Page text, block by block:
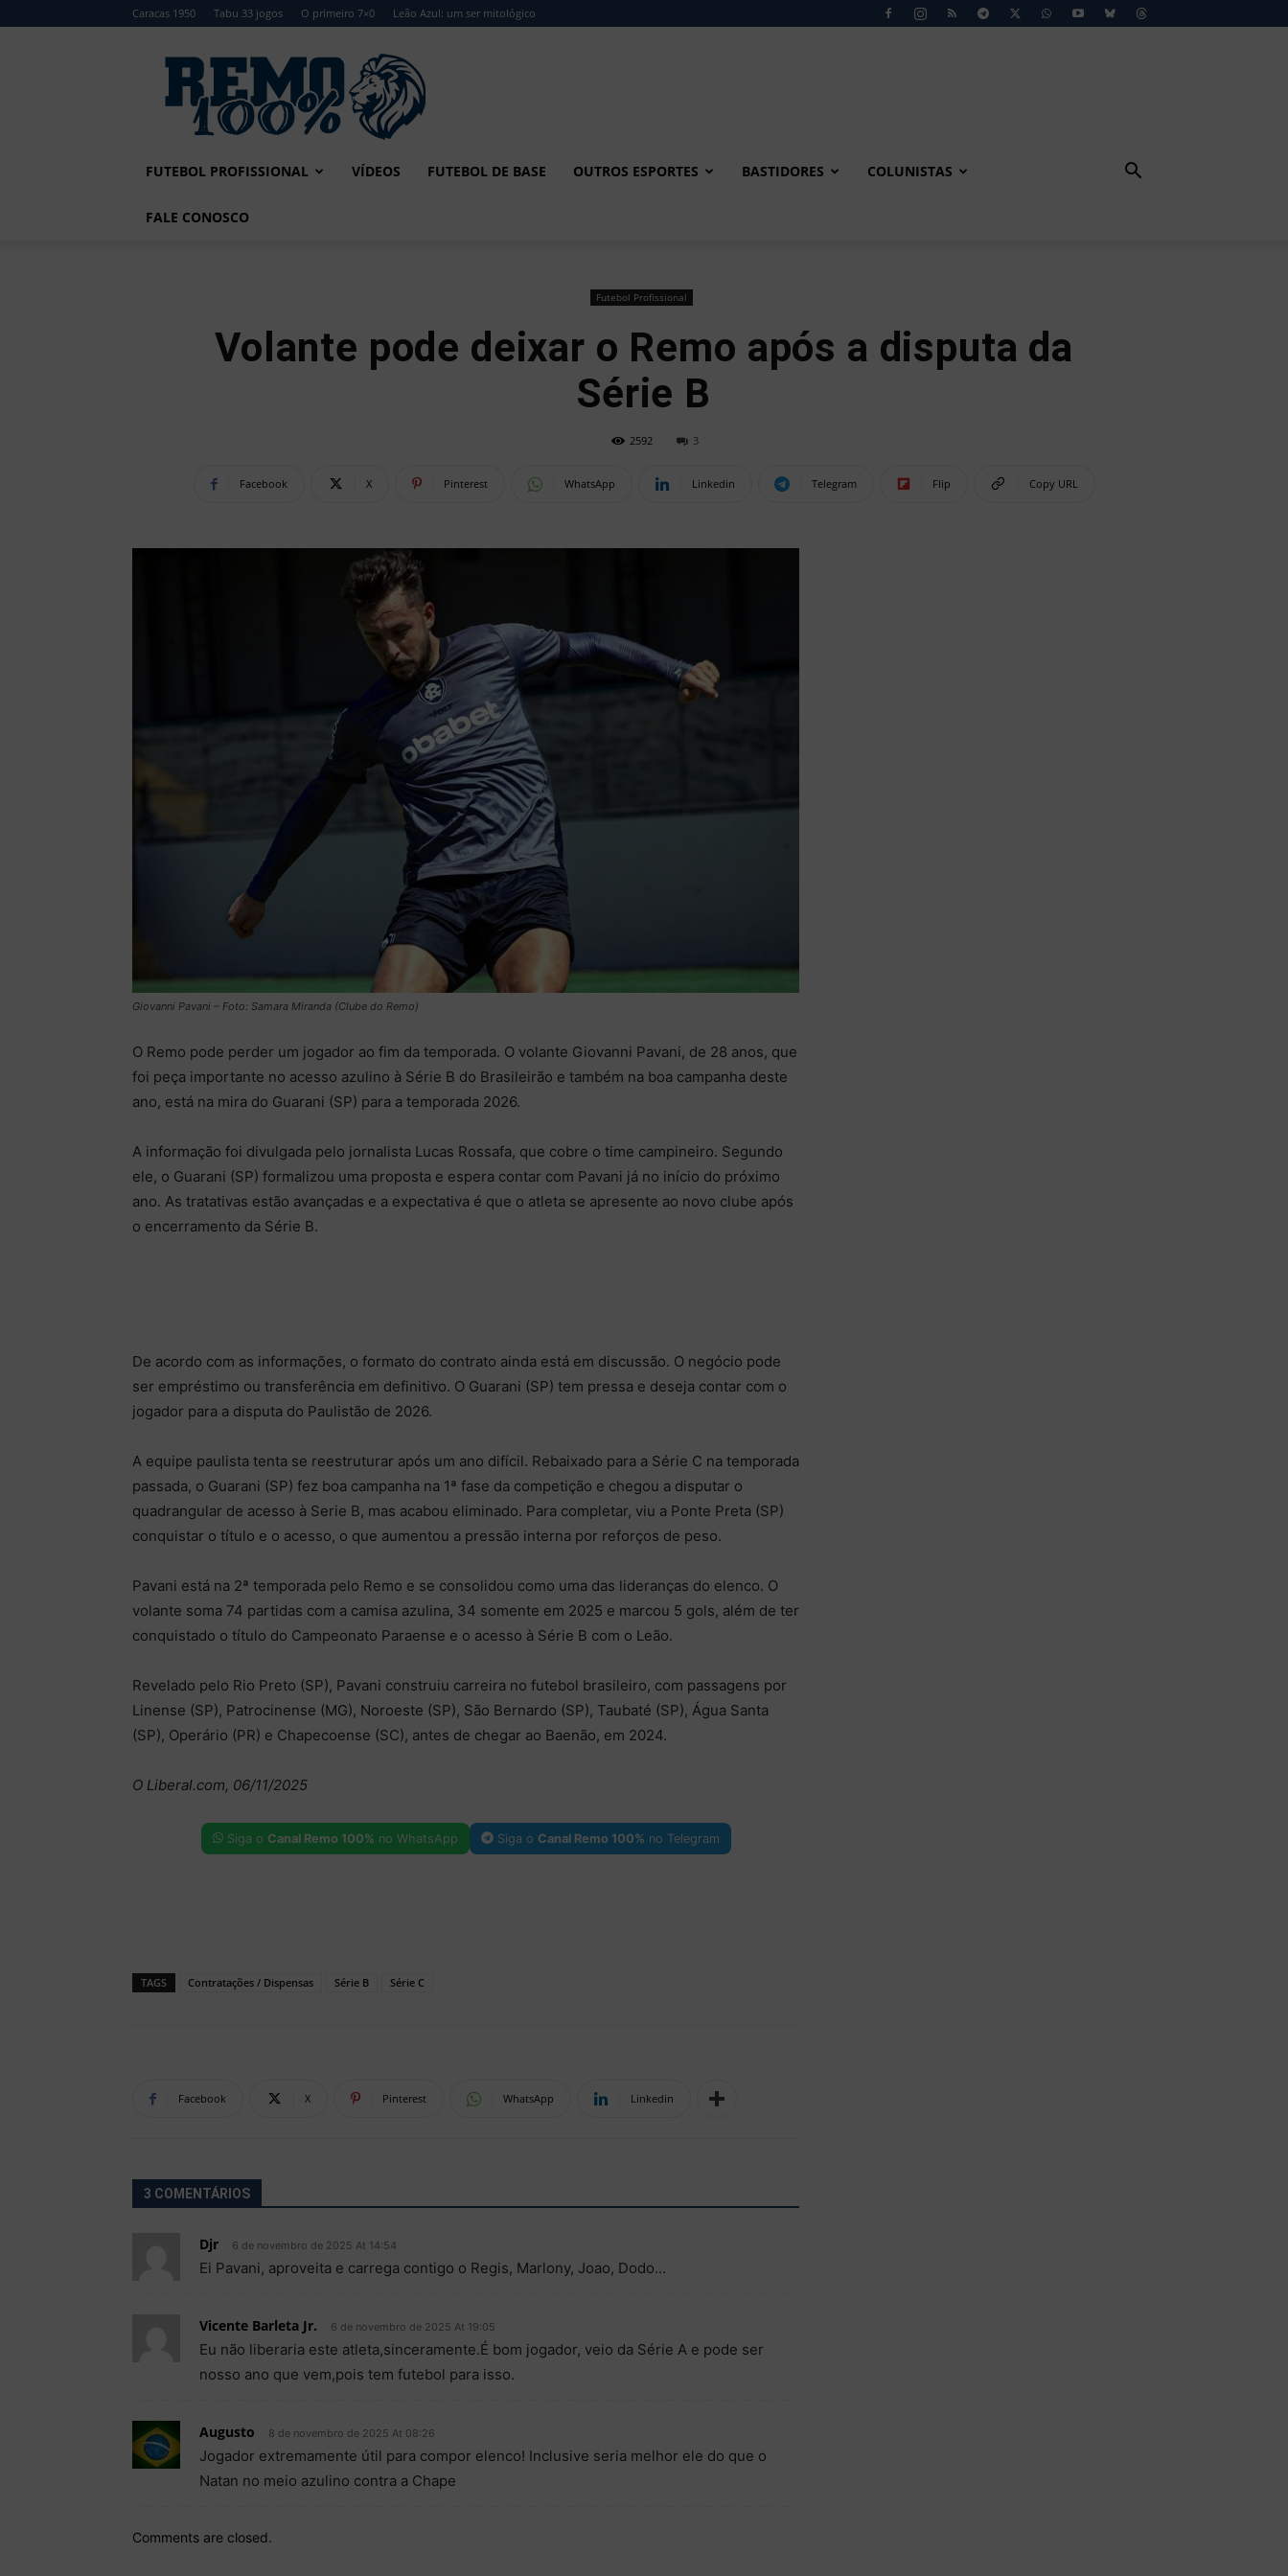
Caracas 1950 Tabu 33 jogos O primeiro 7×0 Leão Azul: um ser mitológico
Remo
FUTEBOL PROFISSIONAL VÍDEOS FUTEBOL DE BASE OUTROS ESPORTES BASTIDORES COLUNISTAS
FALE CONOSCO
Futebol Profissional
Volante pode deixar o Remo após a disputa da
Série B
2592 3
Facebook X Pinterest WhatsApp Linkedin Telegram Flip Copy URL
Giovanni Pavani – Foto: Samara Miranda (Clube do Remo)
O Remo pode perder um jogador ao fim da temporada. O volante Giovanni Pavani, de 28 anos, que
foi peça importante no acesso azulino à Série B do Brasileirão e também na boa campanha deste
ano, está na mira do Guarani (SP) para a temporada 2026.
A informação foi divulgada pelo jornalista Lucas Rossafa, que cobre o time campineiro. Segundo
ele, o Guarani (SP) formalizou uma proposta e espera contar com Pavani já no início do próximo
ano. As tratativas estão avançadas e a expectativa é que o atleta se apresente ao novo clube após
o encerramento da Série B.
De acordo com as informações, o formato do contrato ainda está em discussão. O negócio pode
ser empréstimo ou transferência em definitivo. O Guarani (SP) tem pressa e deseja contar com o
jogador para a disputa do Paulistão de 2026.
A equipe paulista tenta se reestruturar após um ano difícil. Rebaixado para a Série C na temporada
passada, o Guarani (SP) fez boa campanha na 1ª fase da competição e chegou a disputar o
quadrangular de acesso à Serie B, mas acabou eliminado. Para completar, viu a Ponte Preta (SP)
conquistar o título e o acesso, o que aumentou a pressão interna por reforços de peso.
Pavani está na 2ª temporada pelo Remo e se consolidou como uma das lideranças do elenco. O
volante soma 74 partidas com a camisa azulina, 34 somente em 2025 e marcou 5 gols, além de ter
conquistado o título do Campeonato Paraense e o acesso à Série B com o Leão.
Revelado pelo Rio Preto (SP), Pavani construiu carreira no futebol brasileiro, com passagens por
Linense (SP), Patrocinense (MG), Noroeste (SP), São Bernardo (SP), Taubaté (SP), Água Santa
(SP), Operário (PR) e Chapecoense (SC), antes de chegar ao Baenão, em 2024.
O Liberal.com, 06/11/2025
Siga o Canal Remo 100% no WhatsApp Siga o Canal Remo 100% no Telegram
TAGS Contratações / Dispensas Série B Série C
Facebook X Pinterest WhatsApp Linkedin
3 COMENTÁRIOS
Djr 6 de novembro de 2025 At 14:54
Ei Pavani, aproveita e carrega contigo o Regis, Marlony, Joao, Dodo…
Vicente Barleta Jr. 6 de novembro de 2025 At 19:05
Eu não liberaria este atleta,sinceramente.É bom jogador, veio da Série A e pode ser
nosso ano que vem,pois tem futebol para isso.
Augusto 8 de novembro de 2025 At 08:26
Jogador extremamente útil para compor elenco! Inclusive seria melhor ele do que o
Natan no meio azulino contra a Chape
Comments are closed.